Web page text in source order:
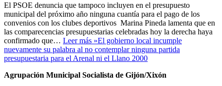
El PSOE denuncia que tampoco incluyen en el presupuesto
municipal del próximo año ninguna cuantía para el pago de los
convenios con los clubes deportivos Marina Pineda lamenta que en
las comparecencias presupuestarias celebradas hoy la derecha haya
confirmado que… Leer más »El gobierno local incumple
nuevamente su palabra al no contemplar ninguna partida
presupuestaria para el Arenal ni el Llano 2000
Agrupación Municipal Socialista de Gijón/Xixón